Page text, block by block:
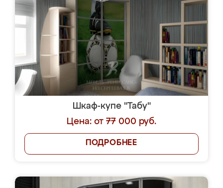
Шкаф-купе "Табу"
Цена: от 77 000 руб.
ПОДРОБНЕЕ